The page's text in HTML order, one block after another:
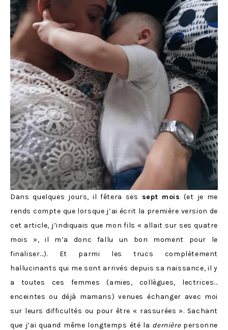
Dans quelques jours, il fêtera ses sept mois (et je me
rends compte que lorsque j’ai écrit la première version de
cet article, j’indiquais que mon fils « allait sur ses quatre
mois », il m’a donc fallu un bon moment pour le
finaliser…). Et parmi les trucs complètement
hallucinants qui me sont arrivés depuis sa naissance, il y
a toutes ces femmes (amies, collègues, lectrices…
enceintes ou déjà mamans) venues échanger avec moi
sur leurs difficultés ou pour être « rassurées ». Sachant
que j’ai quand même longtemps été la dernièrepersonne